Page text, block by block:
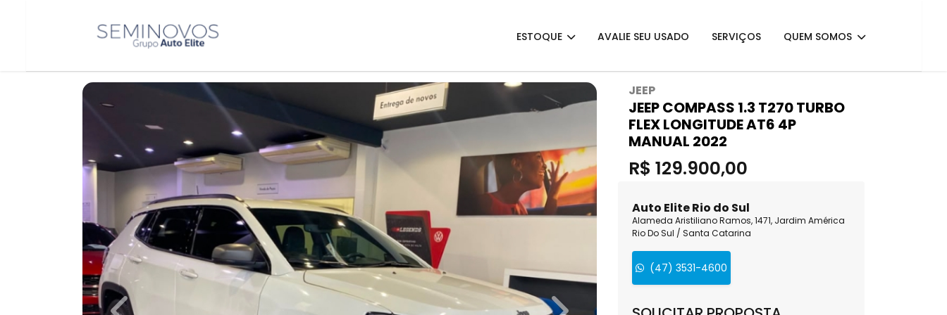
ESTOQUE AVALIE SEU USADO SERVIÇOS QUEM SOMOS
JEEP
JEEP COMPASS 1.3 T270 TURBO
FLEX LONGITUDE AT6 4P
MANUAL 2022
R$ 129.900,00
Auto Elite Rio do Sul
Alameda Aristiliano Ramos, 1471, Jardim América
Rio Do Sul / Santa Catarina
(47) 3531-4600